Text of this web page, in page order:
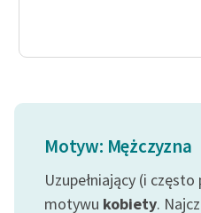
Motyw: Mężczyzna
Uzupełniający (i
motywu kobiety.